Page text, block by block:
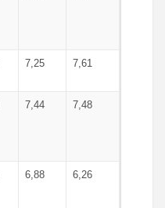
7,25 7,61
7,44 7,48
6,88 6,26